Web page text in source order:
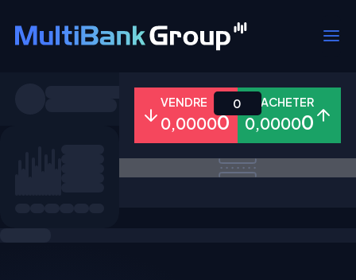
Tous Forex Métaux Actions
VENDRE
0,00000
ACHETER
0,00000
0